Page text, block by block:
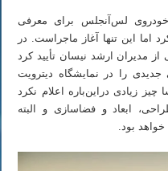
لس‌آنجلس برای معرفی
اما این تنها آغاز ماجراست. در
مدیران ارشد نیسان تأیید کرد
جدیدی را در نمایشگاه دیترویت
چیز زیادی دراین‌باره اعلام نکرد
ابعاد و فضاسازی و البته
بود.